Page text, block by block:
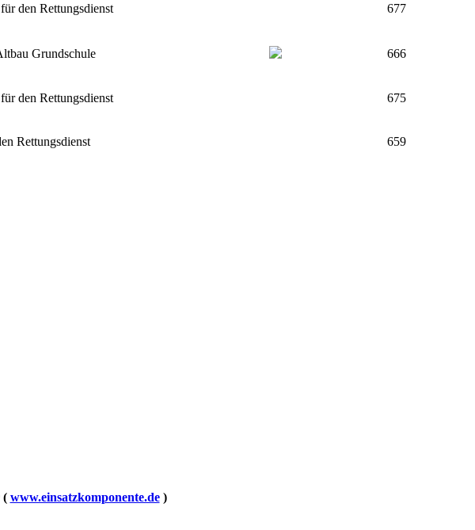
den Rettungsdienst 677
Grundschule 666
den Rettungsdienst 675
Rettungsdienst 659
( www.einsatzkomponente.de)